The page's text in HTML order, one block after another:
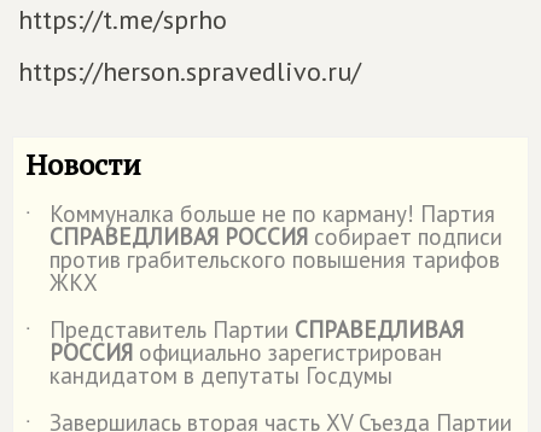
https://t.me/sprho
https://herson.spravedlivo.ru/
Новости
˙ Коммуналка больше не по карману! Партия
СПРАВЕДЛИВАЯ РОССИЯ собирает подписи
против грабительского повышения тарифов
ЖКХ
˙
Представитель Партии СПРАВЕДЛИВАЯ
РОССИЯ официально зарегистрирован
кандидатом в депутаты Госдумы
Завершилась вторая часть XV Съезда Партии